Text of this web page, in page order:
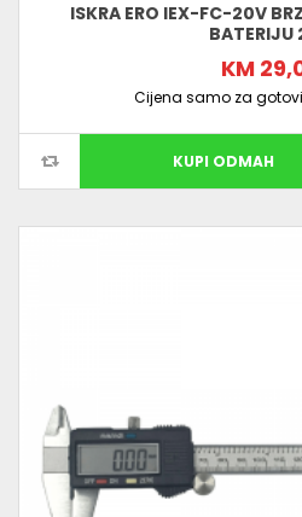
ISKRA ERO IEX-FC-20V
BATERIJU
KM
Cijena samo za
KUPI ODMAH